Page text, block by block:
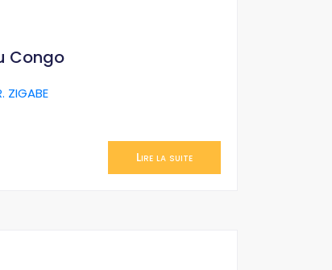
Congo
ZIGABE
Lire la suite